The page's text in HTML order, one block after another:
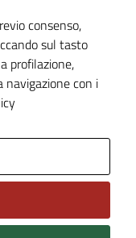
consenso,
sul tasto
profilazione,
navigazione con i